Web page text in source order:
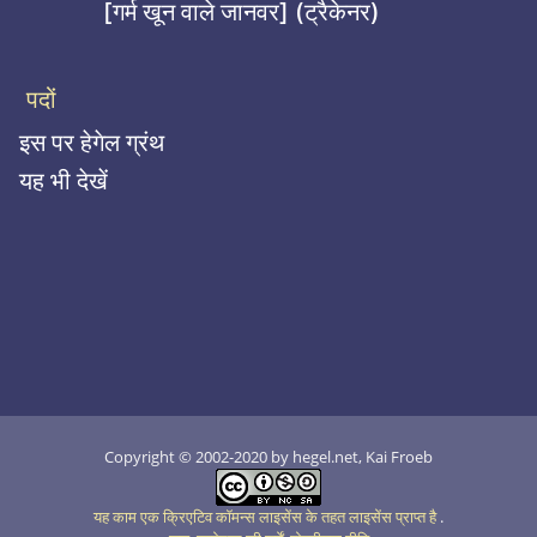
[गर्म खून वाले जानवर] (ट्रैकेनर)
पदों
इस पर हेगेल ग्रंथ
यह भी देखें
Copyright © 2002-2020 by hegel.net, Kai Froeb
यह काम एक क्रिएटिव कॉमन्स लाइसेंस के तहत लाइसेंस प्राप्त है.